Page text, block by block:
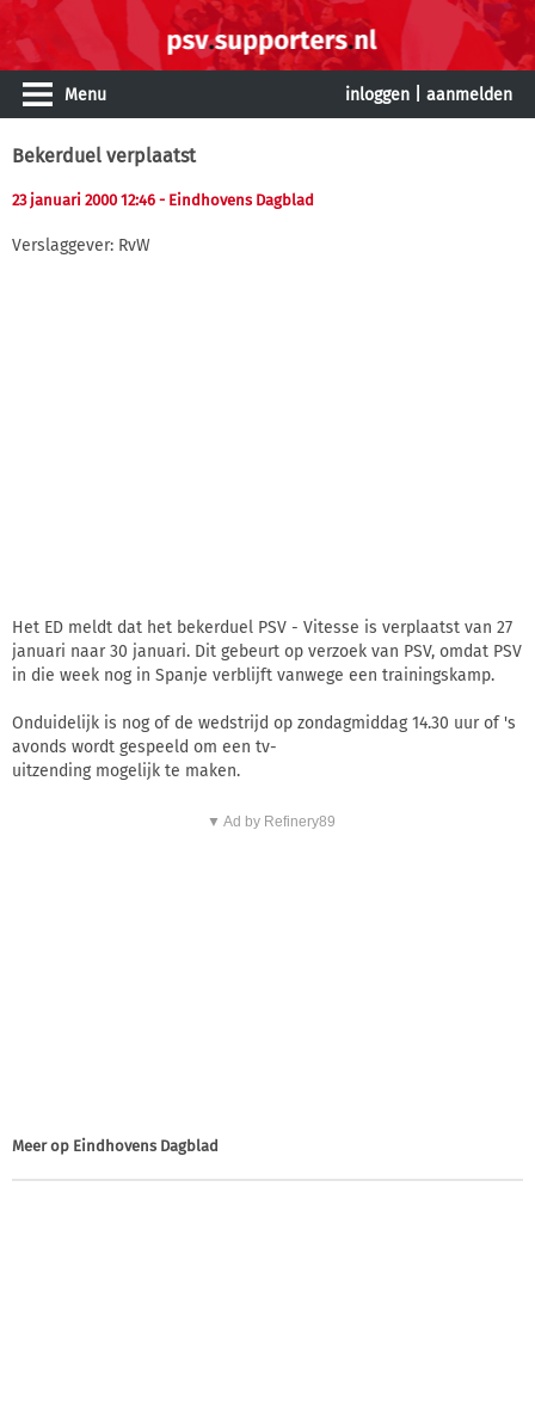
Menu inloggen aanmelden
Bekerduel verplaatst
23 januari 2000 12:46 - Eindhovens Dagblad
Verslaggever: RvW
Het ED meldt dat het bekerduel PSV - Vitesse is verplaatst van 27
januari naar 30 januari. Dit gebeurt op verzoek van PSV, omdat PSV
in die week nog in Spanje verblijft vanwege een trainingskamp.
Onduidelijk is nog of de wedstrijd op zondagmiddag 14.30 uur of 's
avonds wordt gespeeld om een tv-
uitzending mogelijk te maken.
▼ Ad by Refinery89
Meer op Eindhovens Dagblad